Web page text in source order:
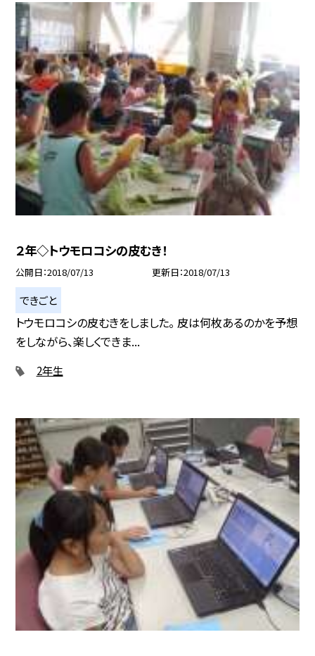
２年◇トウモロコシの皮むき！
公開日 2018/07/13 更新日 2018/07/13
できごと
トウモロコシの皮むきをしました。 皮は何枚あるのかを予想
をしながら、楽しくできま...
2年生